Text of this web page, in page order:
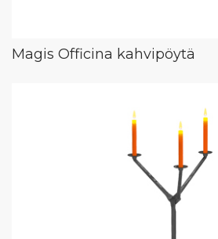
Magis Officina kahvipöytä